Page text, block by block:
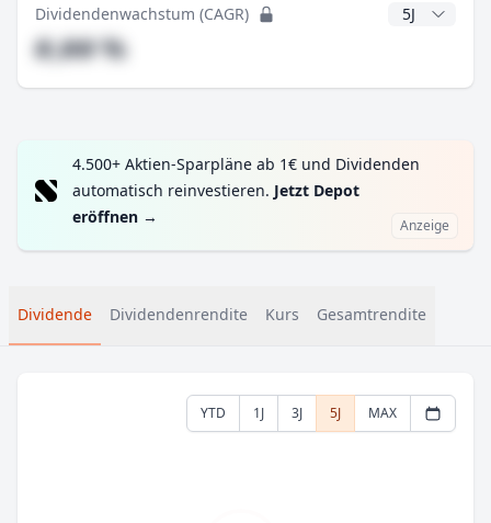
Dividendenwachstum (CAGR) CAGR Jahre
#,## %
4.500+ Aktien-Sparpläne ab 1€ und Dividenden
automatisch reinvestieren. Jetzt Depot
eröffnen → Anzeige
Dividende Dividendenrendite Kurs Gesamtrendite
YTD 1J 3J 5J MAX